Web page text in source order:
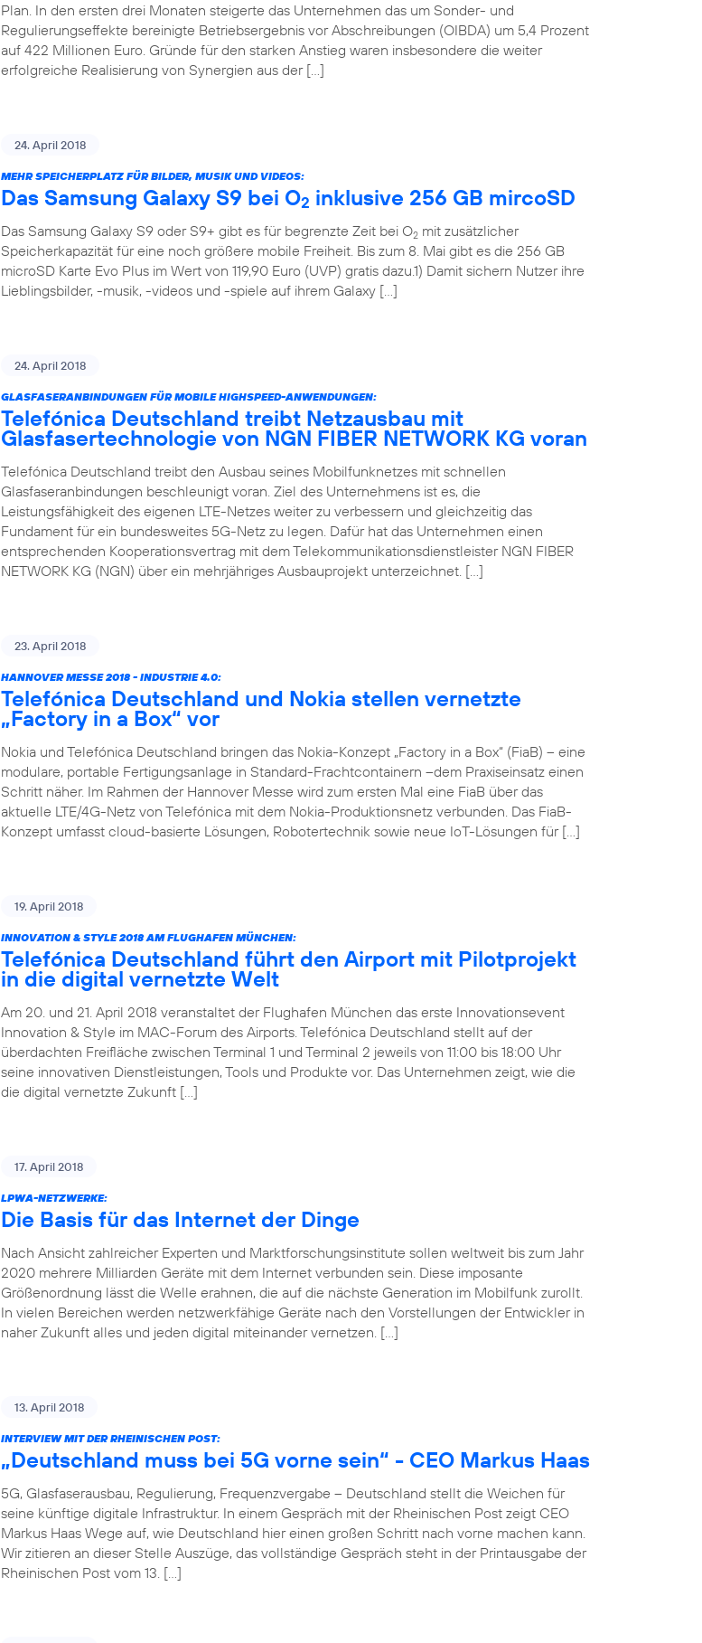
Plan. In den ersten drei Monaten steigerte das Unternehmen das um Sonder- und
Regulierungseffekte bereinigte Betriebsergebnis vor Abschreibungen (OIBDA) um 5,4 Prozent
auf 422 Millionen Euro. Gründe für den starken Anstieg waren insbesondere die weiter
erfolgreiche Realisierung von Synergien aus der […]
24. April 2018
MEHR SPEICHERPLATZ FÜR BILDER, MUSIK UND VIDEOS:
Das Samsung Galaxy S9 bei O2 inklusive 256 GB mircoSD
Das Samsung Galaxy S9 oder S9+ gibt es für begrenzte Zeit bei O2 mit zusätzlicher
Speicherkapazität für eine noch größere mobile Freiheit. Bis zum 8. Mai gibt es die 256 GB
microSD Karte Evo Plus im Wert von 119,90 Euro (UVP) gratis dazu.1) Damit sichern Nutzer ihre
Lieblingsbilder, -musik, -videos und -spiele auf ihrem Galaxy […]
24. April 2018
GLASFASERANBINDUNGEN FÜR MOBILE HIGHSPEED-ANWENDUNGEN:
Telefónica Deutschland treibt Netzausbau mit
Glasfasertechnologie von NGN FIBER NETWORK KG voran
Telefónica Deutschland treibt den Ausbau seines Mobilfunknetzes mit schnellen
Glasfaseranbindungen beschleunigt voran. Ziel des Unternehmens ist es, die
Leistungsfähigkeit des eigenen LTE-Netzes weiter zu verbessern und gleichzeitig das
Fundament für ein bundesweites 5G-Netz zu legen. Dafür hat das Unternehmen einen
entsprechenden Kooperationsvertrag mit dem Telekommunikationsdienstleister NGN FIBER
NETWORK KG (NGN) über ein mehrjähriges Ausbauprojekt unterzeichnet. […]
23. April 2018
HANNOVER MESSE 2018 - INDUSTRIE 4.0:
Telefónica Deutschland und Nokia stellen vernetzte
„Factory in a Box“ vor
Nokia und Telefónica Deutschland bringen das Nokia-Konzept „Factory in a Box“ (FiaB) – eine
modulare, portable Fertigungsanlage in Standard-Frachtcontainern –dem Praxiseinsatz einen
Schritt näher. Im Rahmen der Hannover Messe wird zum ersten Mal eine FiaB über das
aktuelle LTE/4G-Netz von Telefónica mit dem Nokia-Produktionsnetz verbunden. Das FiaB-
Konzept umfasst cloud-basierte Lösungen, Robotertechnik sowie neue IoT-Lösungen für […]
19. April 2018
INNOVATION & STYLE 2018 AM FLUGHAFEN MÜNCHEN:
Telefónica Deutschland führt den Airport mit Pilotprojekt
in die digital vernetzte Welt
Am 20. und 21. April 2018 veranstaltet der Flughafen München das erste Innovationsevent
Innovation & Style im MAC-Forum des Airports. Telefónica Deutschland stellt auf der
überdachten Freifläche zwischen Terminal 1 und Terminal 2 jeweils von 11:00 bis 18:00 Uhr
seine innovativen Dienstleistungen, Tools und Produkte vor. Das Unternehmen zeigt, wie die
die digital vernetzte Zukunft […]
17. April 2018
LPWA-NETZWERKE:
Die Basis für das Internet der Dinge
Nach Ansicht zahlreicher Experten und Marktforschungsinstitute sollen weltweit bis zum Jahr
2020 mehrere Milliarden Geräte mit dem Internet verbunden sein. Diese imposante
Größenordnung lässt die Welle erahnen, die auf die nächste Generation im Mobilfunk zurollt.
In vielen Bereichen werden netzwerkfähige Geräte nach den Vorstellungen der Entwickler in
naher Zukunft alles und jeden digital miteinander vernetzen. […]
13. April 2018
INTERVIEW MIT DER RHEINISCHEN POST:
„Deutschland muss bei 5G vorne sein“ - CEO Markus Haas
5G, Glasfaserausbau, Regulierung, Frequenzvergabe – Deutschland stellt die Weichen für
seine künftige digitale Infrastruktur. In einem Gespräch mit der Rheinischen Post zeigt CEO
Markus Haas Wege auf, wie Deutschland hier einen großen Schritt nach vorne machen kann.
Wir zitieren an dieser Stelle Auszüge, das vollständige Gespräch steht in der Printausgabe der
Rheinischen Post vom 13. […]